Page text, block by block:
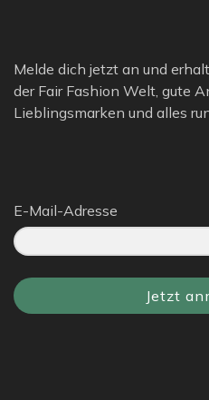
Melde dich jetzt an und
der Fair Fashion Welt, gute
Lieblingsmarken und alles
E-Mail-Adresse
Jetzt